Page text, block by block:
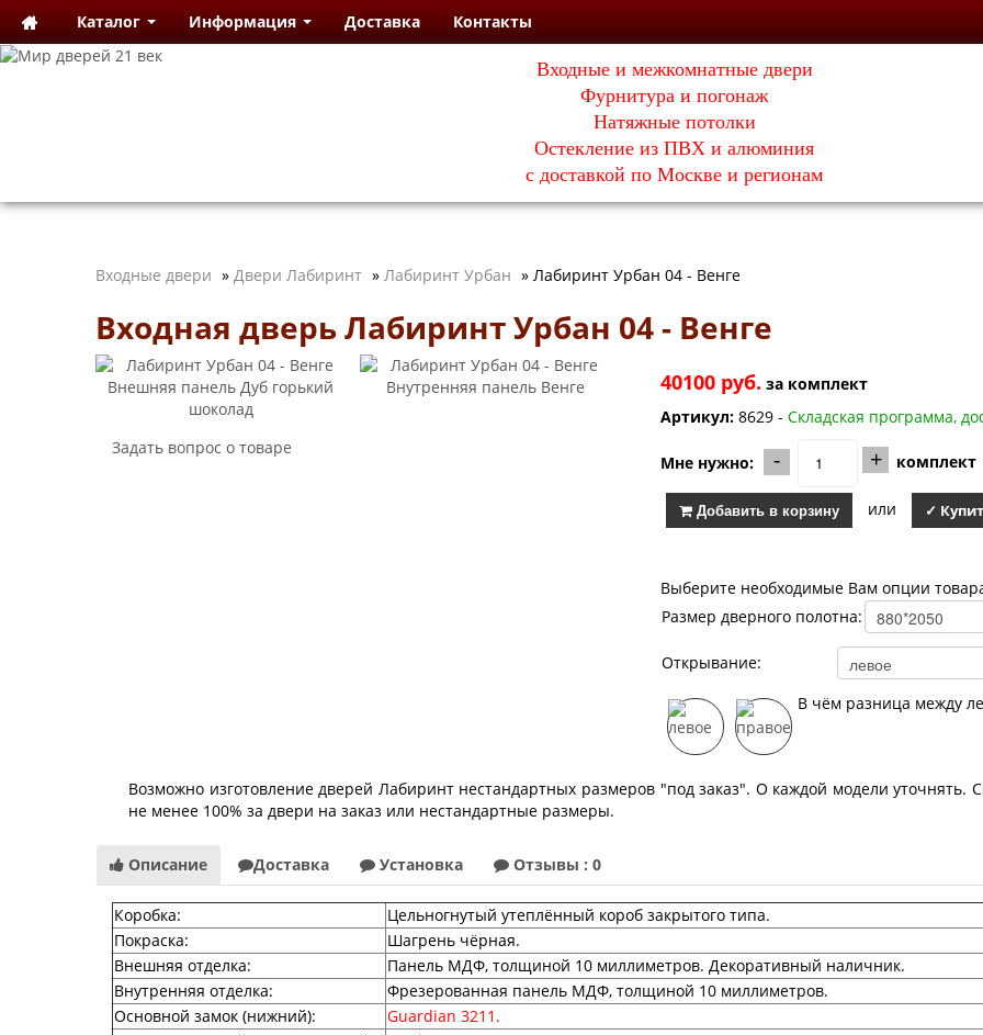
Каталог Информация Доставка Контакты
Входные и межкомнатные двери
Фурнитура и погонаж
Натяжные потолки
Остекление из ПВХ и алюминия
с доставкой по Москве и регионам
Входные двери » Двери Лабиринт » Лабиринт Урбан » Лабиринт Урбан 04 - Венге
Входная дверь Лабиринт Урбан 04 - Венге
Задать вопрос о товаре
40100 руб. за комплект
Артикул: 8629 - Складская программа,
Мне нужно: - + комплект
Добавить в корзину или ✓
Выберите необходимые Вам опции
Размер дверного полотна:
Открывание:
В чём разница между
Возможно изготовление дверей Лабиринт нестандартных размеров "под заказ". О каждой модели уточнять.
не менее 100% за двери на заказ или нестандартные размеры.
Описание Доставка Установка Отзывы : 0
Коробка:
Цельногнутый утеплённый короб закрытого типа.
Покраска:
Шагрень чёрная.
Внешняя отделка:
Панель МДФ, толщиной 10 миллиметров. Декоративный наличник.
Внутренняя отделка:
Фрезерованная панель МДФ, толщиной 10 миллиметров.
Основной замок (нижний):
Guardian 3211.